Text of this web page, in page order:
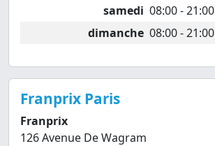
samedi 08:00 - 21:00
dimanche 08:00 - 21:00
Franprix Paris
Franprix
126 Avenue De Wagram